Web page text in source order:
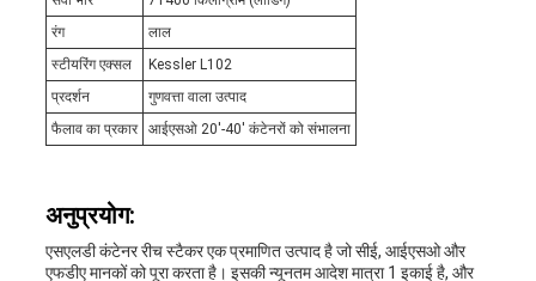
रंग
लाल
स्टीयरिंग एक्सल
Kessler L102
प्रदर्शन
गुणवत्ता वाला उत्पाद
फैलाव का प्रकार
आईएसओ 20'-40' कंटेनरों को संभालना
अनुप्रयोग:
एसएलडी कंटेनर रीच स्टैकर एक प्रमाणित उत्पाद है जो सीई, आईएसओ और
एफडीए मानकों को पूरा करता है। इसकी न्यूनतम आदेश मात्रा 1 इकाई है, और